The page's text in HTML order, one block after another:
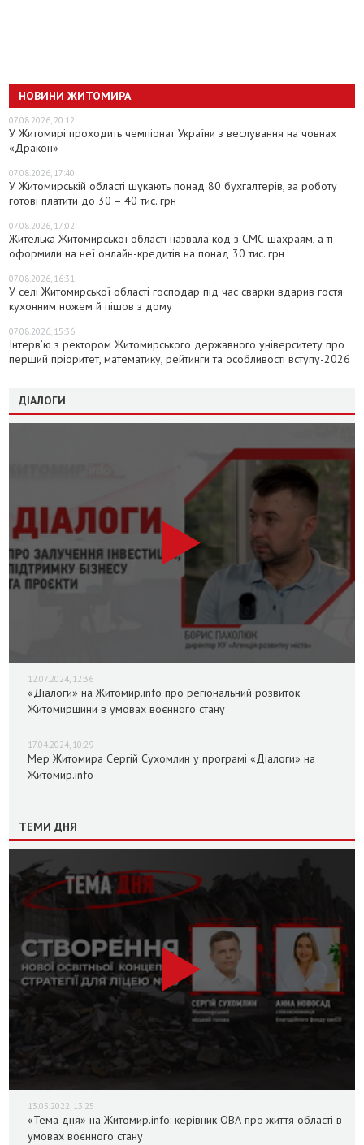
НОВИНИ ЖИТОМИРА
07.08.2026, 20:12
У Житомирі проходить чемпіонат України з веслування на човнах
«Дракон»
07.08.2026, 17:40
У Житомирській області шукають понад 80 бухгалтерів, за роботу
готові платити до 30 – 40 тис. грн
07.08.2026, 17:02
Жителька Житомирської області назвала код з СМС шахраям, а ті
оформили на неї онлайн-кредитів на понад 30 тис. грн
07.08.2026, 16:31
У селі Житомирської області господар під час сварки вдарив гостя
кухонним ножем й пішов з дому
07.08.2026, 15:36
Інтерв’ю з ректором Житомирського державного університету про
перший пріоритет, математику, рейтинги та особливості вступу-2026
ДІАЛОГИ
12.07.2024, 12:36
«Діалоги» на Житомир.info про регіональний розвиток
Житомирщини в умовах воєнного стану
17.04.2024, 10:29
Мер Житомира Сергій Сухомлин у програмі «Діалоги» на
Житомир.info
ТЕМИ ДНЯ
13.05.2022, 13:25
«Тема дня» на Житомир.info: керівник ОВА про життя області в
умовах воєнного стану